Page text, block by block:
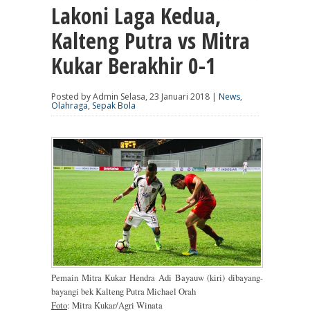
Lakoni Laga Kedua,
Kalteng Putra vs Mitra
Kukar Berakhir 0-1
Posted by Admin Selasa, 23 Januari 2018 | News,
Olahraga, Sepak Bola
Pemain Mitra Kukar Hendra Adi Bayauw (kiri) dibayang-
bayangi bek Kalteng Putra Michael Orah
Foto: Mitra Kukar/Agri Winata